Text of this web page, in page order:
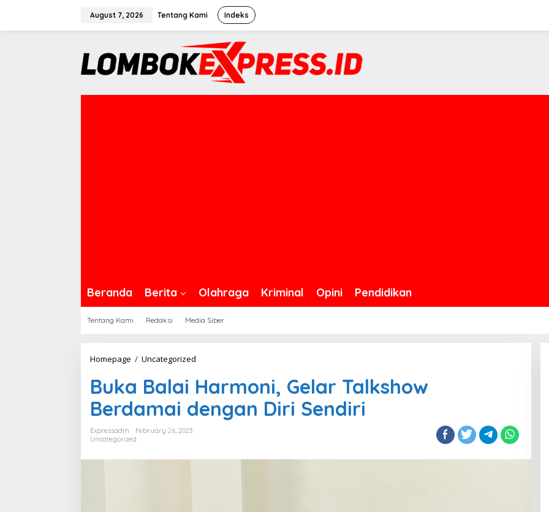
content
August 7, 2026 Tentang Kami Indeks
Beranda Berita Olahraga Kriminal Opini Pendidikan
Tentang Kami Redaksi Media Siber
Homepage / Uncategorized
Harmoni,
Gelar
Talkshow
Diri
Buka Balai Harmoni, Gelar Talkshow
Berdamai dengan Diri Sendiri
Expressadm
February 26, 2023
Uncategorized